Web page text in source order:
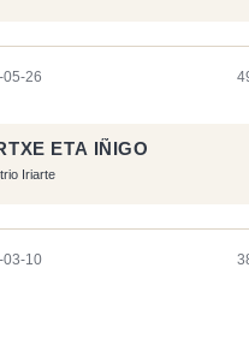
05-26
ETA IÑIGO
Iriarte
03-10